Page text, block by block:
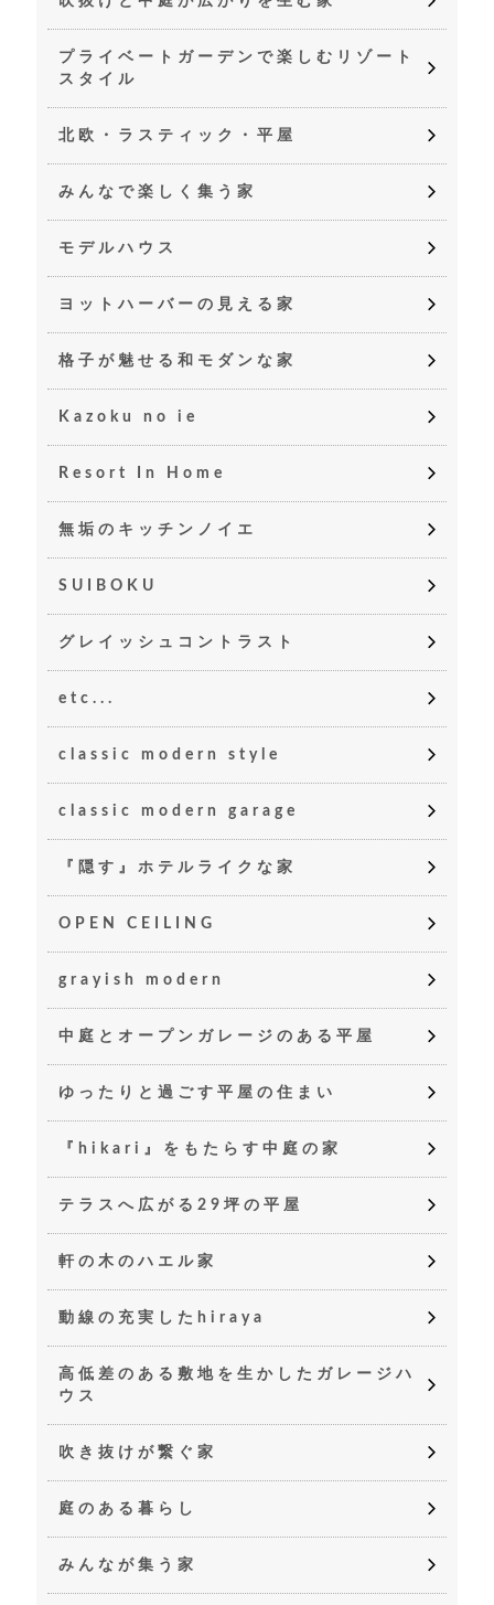
プライベートガーデンで楽しむリゾート
スタイル
北欧・ラスティック・平屋
みんなで楽しく集う家
モデルハウス
ヨットハーバーの見える家
格子が魅せる和モダンな家
Kazoku no ie
Resort In Home
無垢のキッチンノイエ
SUIBOKU
グレイッシュコントラスト
etc...
classic modern style
classic modern garage
『隠す』ホテルライクな家
OPEN CEILING
grayish modern
中庭とオープンガレージのある平屋
ゆったりと過ごす平屋の住まい
『hikari』をもたらす中庭の家
テラスへ広がる29坪の平屋
軒の木のハエル家
動線の充実したhiraya
高低差のある敷地を生かしたガレージハ
ウス
吹き抜けが繋ぐ家
庭のある暮らし
みんなが集う家